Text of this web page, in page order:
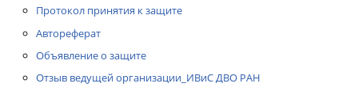
Протокол принятия к защите
Автореферат
Объявление о защите
Отзыв ведущей организации_ИВиС ДВО РАН